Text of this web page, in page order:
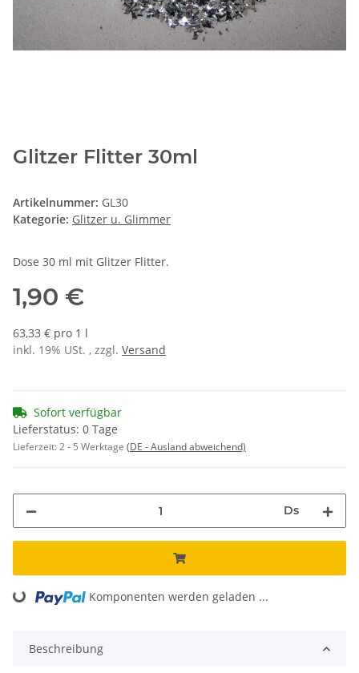
Glitzer Flitter 30ml
Artikelnummer: GL30
Kategorie: Glitzer u. Glimmer
Dose 30 ml mit Glitzer Flitter.
1,90 €
63,33 € pro 1 l
inkl. 19% USt. , zzgl. Versand
Sofort verfügbar
Lieferstatus: 0 Tage
Lieferzeit:2 - 5 Werktage (DE - Ausland abweichend)
Ds
Loading... Komponenten werden geladen ...
Beschreibung